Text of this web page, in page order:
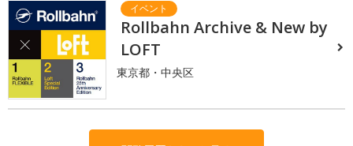
Rollbahn Archive & New by
LOFT
東京都・中央区